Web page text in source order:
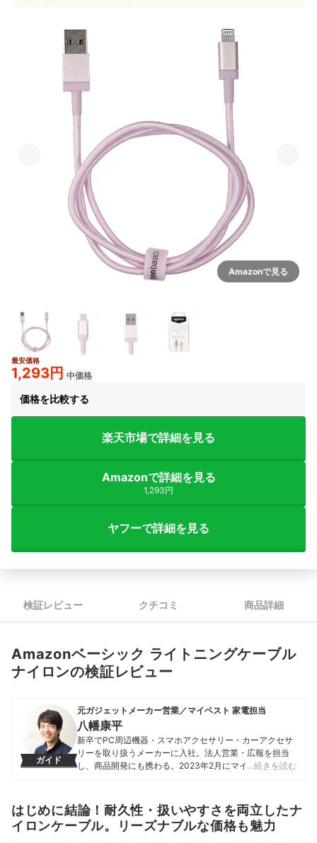
Amazonで見る
最安価格
1,293円 中価格
価格を比較する
楽天市場で詳細を見る
Amazonで詳細を見る
1,293円
ヤフーで詳細を見る
検証レビュー クチコミ 商品詳細
Amazonベーシック ライトニングケーブル
ナイロンの検証レビュー
ガイド
元ガジェットメーカー営業／マイベスト 家電担当
八幡康平
新卒でPC周辺機器・スマホアクセサリー・カーアクセサ
リーを取り扱うメーカーに入社。法人営業・広報を担当
し、商品開発にも携わる。2023年2月にマイベストに入
家電を中心に幅広いジャンルのコンテンツ制作に携わ
る。「専門性をもとにした調査・検証を通じ、一人ひと
りに合った選択肢を分かりやすく提案すること」を心が
…続きを読む
はじめに結論！耐久性・扱いやすさを両立したナ
イロンケーブル。リーズナブルな価格も魅力